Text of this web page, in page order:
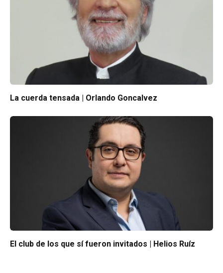
La cuerda tensada | Orlando Goncalvez
El club de los que sí fueron invitados | Helios Ruíz